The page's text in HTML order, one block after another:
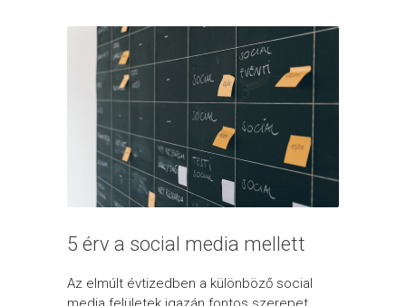
5 érv a social media mellett
Az elmúlt évtizedben a különböző social